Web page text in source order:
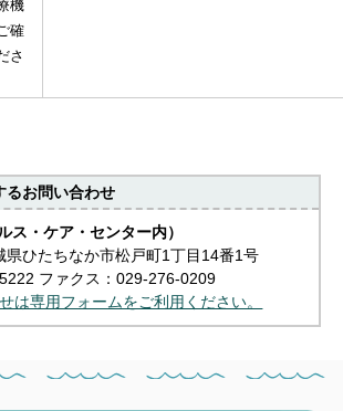
機
確
さ
るお問い合わせ
ス・ケア・センター内）
県ひたちなか市松戸町1丁目14番1号
ファクス：029-276-0209
は専用フォームをご利用ください。